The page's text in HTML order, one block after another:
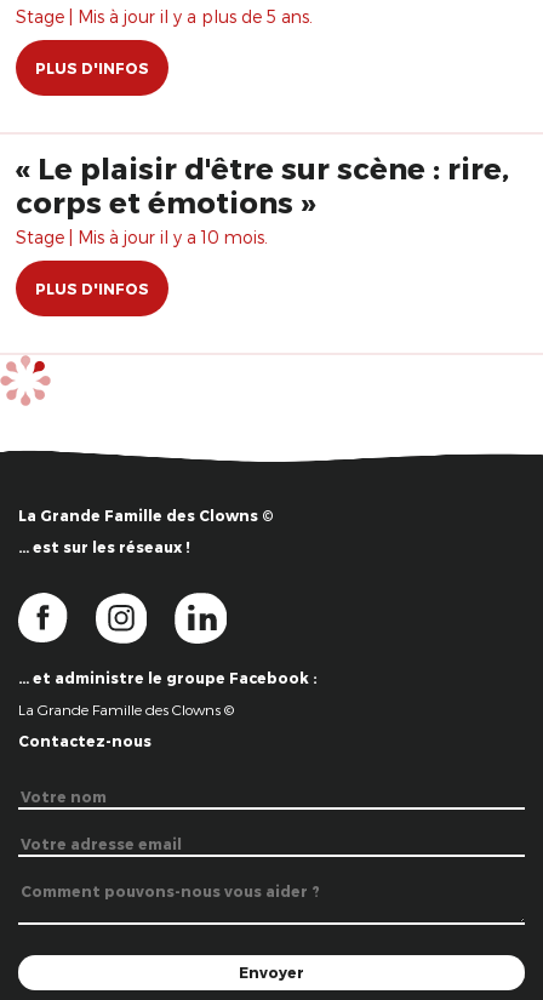
Stage | Mis à jour il y a plus de 5 ans.
PLUS D'INFOS
« Le plaisir d'être sur scène : rire,
corps et émotions »
Stage | Mis à jour il y a 10 mois.
PLUS D'INFOS
La Grande Famille des Clowns ©
… est sur les réseaux !
… et administre le groupe Facebook :
La Grande Famille des Clowns ©
Contactez-nous